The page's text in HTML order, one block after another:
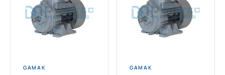
GAMAK GAMAK